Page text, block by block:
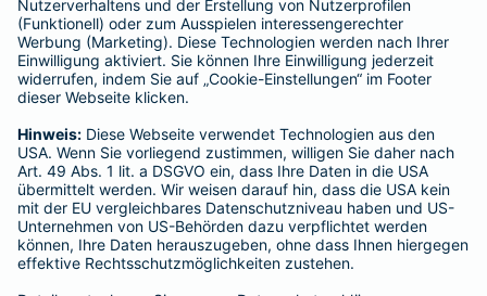
Kranken-Zusatzversicherung
Tierversicherungen
Haftpflichtversicherung
Hausratversicherung
SERVICE
Adresse ändern
Schaden melden
Kilometerstandsmeldung
Serviceübersicht